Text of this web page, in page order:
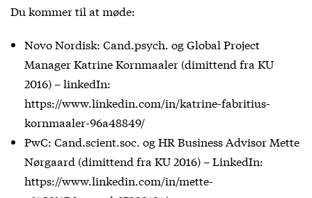
Du kommer til at møde:
Novo Nordisk: Cand.psych. og Global Project
Manager Katrine Kornmaaler (dimittend fra KU
2016) – linkedIn:
https://www.linkedin.com/in/katrine-fabritius-
kornmaaler-96a48849/
PwC: Cand.scient.soc. og HR Business Advisor Mette
Nørgaard (dimittend fra KU 2016) – LinkedIn:
https://www.linkedin.com/in/mette-